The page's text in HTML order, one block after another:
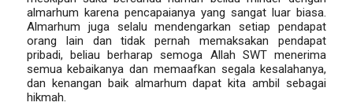
almarhum karena pencapaianya yang sangat luar biasa.
Almarhum juga selalu mendengarkan setiap pendapat
orang lain dan tidak pernah memaksakan pendapat
pribadi, beliau berharap semoga Allah SWT menerima
semua kebaikanya dan memaafkan segala kesalahanya,
dan kenangan baik almarhum dapat kita ambil sebagai
hikmah.